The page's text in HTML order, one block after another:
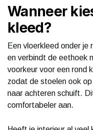
Wanneer
kleed?
Een vloerkleed onder
en verbindt de eethoek
voorkeur voor een rond
zodat de stoelen ook
naar achteren schuift.
comfortabeler aan.